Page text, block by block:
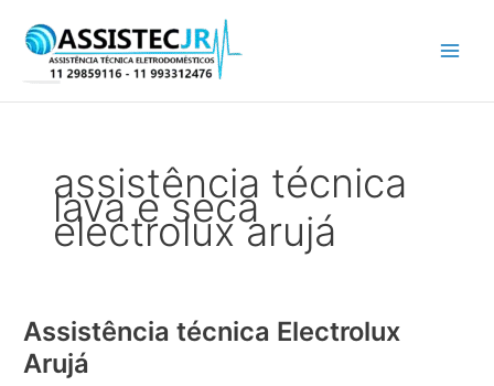
para
conteúdo
assistência técnica
lava e seca
electrolux arujá
Assistência técnica Electrolux
Arujá
Assistência
técnica
Electrolux